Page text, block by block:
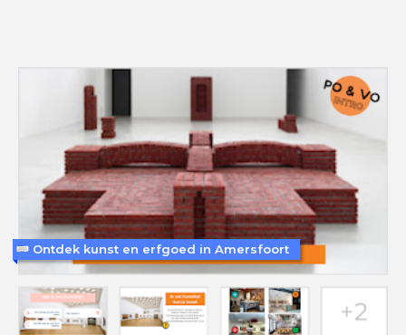
Ontdek kunst en erfgoed in Amersfoort